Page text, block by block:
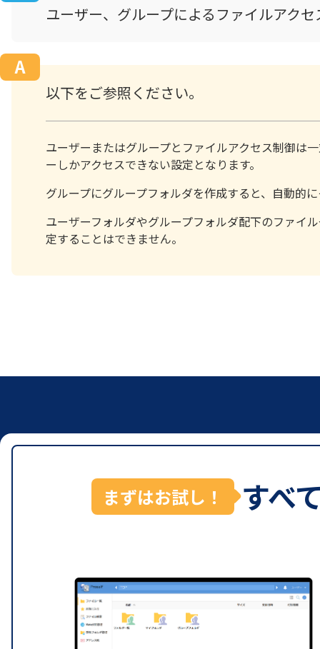
ユーザー、グループによるファイルアク
以下をご参照ください。
ユーザーまたはグループとファイルアクセス制御は
ーしかアクセスできない設定となります。
グループにグループフォルダを作成すると、自動的
ユーザーフォルダやグループフォルダ配下のファイ
定することはできません。
まずはお試し！ すべ